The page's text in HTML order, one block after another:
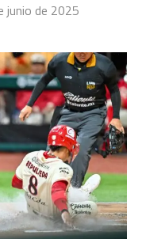
junio de 2025